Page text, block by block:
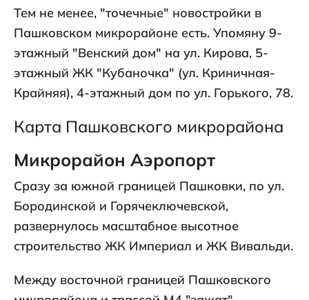
Тем не менее, "точечные" новостройки в
Пашковском микрорайоне есть. Упомяну 9-
этажный "Венский дом" на ул. Кирова, 5-
этажный ЖК "Кубаночка" (ул. Криничная-
Крайняя), 4-этажный дом по ул. Горького, 78.
Карта Пашковского микрорайона
Микрорайон Аэропорт
Сразу за южной границей Пашковки, по ул.
Бородинской и Горячеключевской,
развернулось масштабное высотное
строительство ЖК Империал и ЖК Вивальди.
Между восточной границей Пашковского